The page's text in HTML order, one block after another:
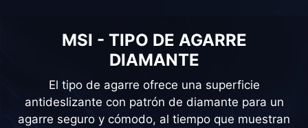
MSI - TIPO DE AGARRE
DIAMANTE
El tipo de agarre ofrece una superficie
antideslizante con patrón de diamante para un
agarre seguro y cómodo, al tiempo que muestran